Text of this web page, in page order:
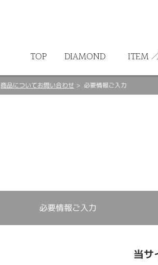
TOP DIAMOND ITEM
商品についてお問い合わせ 必要情報ご入力
必要情報ご入力
当サ